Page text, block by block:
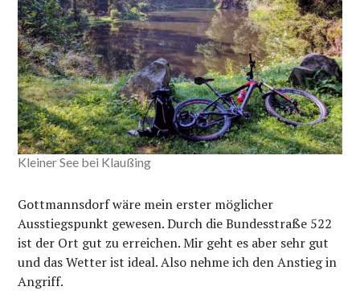
Kleiner See bei Klaußing
Gottmannsdorf wäre mein erster möglicher
Ausstiegspunkt gewesen. Durch die Bundesstraße 522
ist der Ort gut zu erreichen. Mir geht es aber sehr gut
und das Wetter ist ideal. Also nehme ich den Anstieg in
Angriff.